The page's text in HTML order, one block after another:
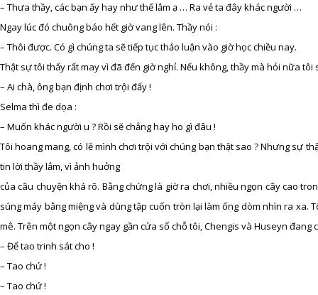
– Thưa thầy, các bạn ấy hay như thế lắm ạ … Ra vẻ ta đây khác người …
Ngay lúc đó chuông báo hết giờ vang lên. Thầy nói :
– Thôi được. Có gì chúng ta sẽ tiếp tục thảo luận vào giờ học chiều nay.
Thật sự tôi thấy rất may vì đã đến giờ nghỉ. Nếu không, thầy mà hỏi nữa
– Ai chà, ông bạn định chơi trội đấy !
Selma thì đe dọa :
– Muốn khác người u ? Rồi sẽ chẳng hay ho gì đâu !
Tôi hoang mang, có lẽ mình chơi trội với chúng bạn thật sao ? Nhưng sự
tin lời thầy lắm, vì ảnh huởng
của câu chuyện khá rõ. Bằng chứng là giờ ra chơi, nhiều ngọn cây cao
súng máy bằng miệng và dùng tập cuốn tròn lại làm ống dòm nhìn ra xa.
mê. Trên một ngọn cây ngay gần cửa sổ chỗ tôi, Chengis và Huseyn đang
– Để tao trinh sát cho !
– Tao chứ !
– Tao chứ !